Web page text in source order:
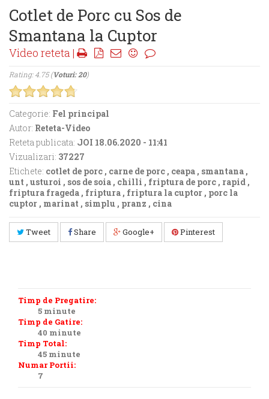
Cotlet de Porc cu Sos de
Smantana la Cuptor
Video reteta |
Rating: 4.75 (Voturi: 20)
Categorie: Fel principal
Autor: Reteta-Video
Reteta publicata: JOI 18.06.2020 - 11:41
Vizualizari: 37227
Etichete: cotlet de porc , carne de porc , ceapa , smantana ,
unt , usturoi , sos de soia , chilli , friptura de porc , rapid ,
friptura frageda , friptura , friptura la cuptor , porc la
cuptor , marinat , simplu , pranz , cina
Tweet Share Google+ Pinterest
Timp de Pregatire:
5 minute
Timp de Gatire:
40 minute
Timp Total:
45 minute
Numar Portii:
7